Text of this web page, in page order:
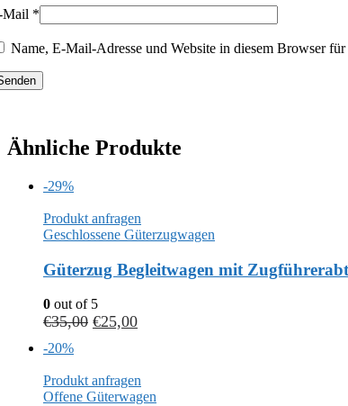
Mail *
Name, E-Mail-Adresse und Website in diesem Browser
Ähnliche Produkte
-29%
Produkt anfragen
Geschlossene Güterzugwagen
Güterzug Begleitwagen mit
0 out of 5
€35,00 €25,00
-20%
Produkt anfragen
Offene Güterwagen